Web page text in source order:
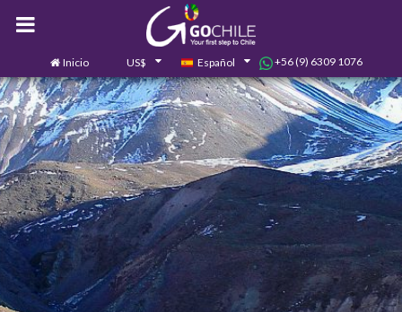
Inicio US$ Español +56 (9) 6309 1076
Contáctanos 0